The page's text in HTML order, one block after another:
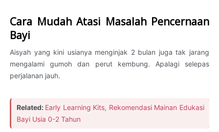
Cara Mudah Atasi Masalah Pencernaan
Bayi
Aisyah yang kini usianya menginjak 2 bulan juga tak jarang
mengalami gumoh dan perut kembung. Apalagi selepas
perjalanan jauh.
Related: Early Learning Kits, Rekomendasi Mainan Edukasi
Bayi Usia 0-2 Tahun